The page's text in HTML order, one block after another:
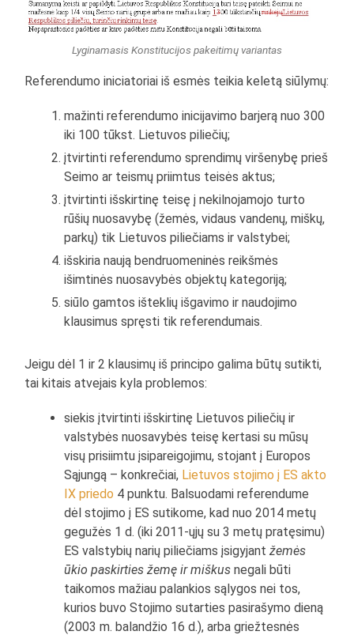
Lyginamasis Konstitucijos pakeitimų variantas
Referendumo iniciatoriai iš esmės teikia keletą siūlymų:
mažinti referendumo inicijavimo barjerą nuo 300
iki 100 tūkst. Lietuvos piliečių;
įtvirtinti referendumo sprendimų viršenybę prieš
Seimo ar teismų priimtus teisės aktus;
įtvirtinti išskirtinę teisę į nekilnojamojo turto
rūšių nuosavybę (žemės, vidaus vandenų, miškų,
parkų) tik Lietuvos piliečiams ir valstybei;
išskiria naują bendruomeninės reikšmės
išimtinės nuosavybės objektų kategoriją;
siūlo gamtos išteklių išgavimo ir naudojimo
klausimus spręsti tik referendumais.
Jeigu dėl 1 ir 2 klausimų iš principo galima būtų sutikti,
tai kitais atvejais kyla problemos:
siekis įtvirtinti išskirtinę Lietuvos piliečių ir
valstybės nuosavybės teisę kertasi su mūsų
visų prisiimtu įsipareigojimu, stojant į Europos
Sąjungą – konkrečiai, Lietuvos stojimo į ES akto
IX priedo 4 punktu. Balsuodami referendume
dėl stojimo į ES sutikome, kad nuo 2014 metų
gegužės 1 d. (iki 2011-ųjų su 3 metų pratęsimu)
ES valstybių narių piliečiams įsigyjantžemės
ūkio paskirties žemę ir miškus negali būti
taikomos mažiau palankios sąlygos nei tos,
kurios buvo Stojimo sutarties pasirašymo dieną
(2003 m. balandžio 16 d.), arba griežtesnės